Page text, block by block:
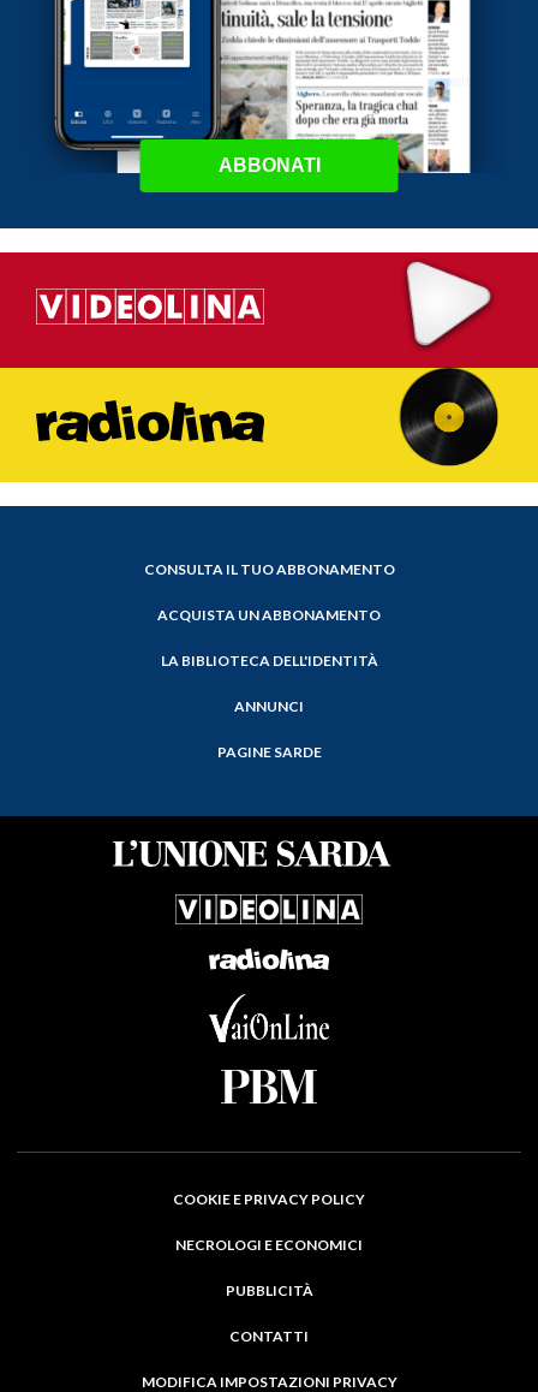
ABBONATI
CONSULTA IL TUO ABBONAMENTO
ACQUISTA UN ABBONAMENTO
LA BIBLIOTECA DELL'IDENTITÀ
ANNUNCI
PAGINE SARDE
COOKIE E PRIVACY POLICY
NECROLOGI E ECONOMICI
PUBBLICITÀ
CONTATTI
MODIFICA IMPOSTAZIONI PRIVACY